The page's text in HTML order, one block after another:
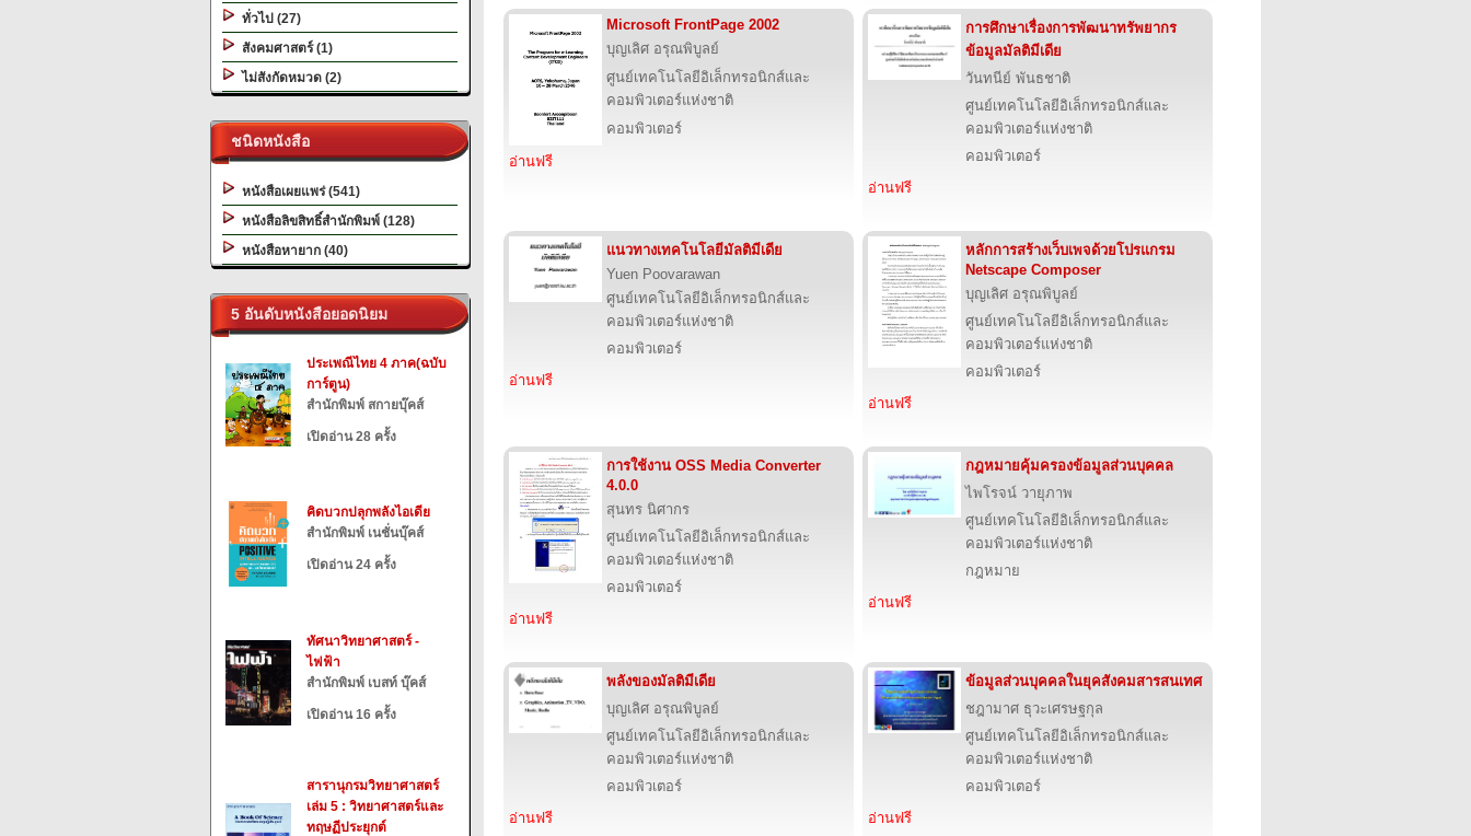
ทั่วไป (27)
สังคมศาสตร์ (1)
ไม่สังกัดหมวด (2)
ชนิดหนังสือ
หนังสือเผยแพร่ (541)
หนังสือลิขสิทธิ์สำนักพิมพ์ (128)
หนังสือหายาก (40)
5 อันดับหนังสือยอดนิยม
ประเพณีไทย 4 ภาค(ฉบับ
การ์ตูน)
สำนักพิมพ์ สกายบุ๊คส์
เปิดอ่าน 28 ครั้ง
คิดบวกปลุกพลังไอเดีย
สำนักพิมพ์ เนชั่นบุ๊คส์
เปิดอ่าน 24 ครั้ง
ทัศนาวิทยาศาสตร์ -
ไฟฟ้า
สำนักพิมพ์ เบสท์ บุ๊คส์
เปิดอ่าน 16 ครั้ง
สารานุกรมวิทยาศาสตร์
เล่ม 5 : วิทยาศาสตร์และ
ทฤษฏีประยุกต์
Microsoft FrontPage 2002
บุญเลิศ อรุณพิบูลย์
ศูนย์เทคโนโลยีอิเล็กทรอนิกส์และ
คอมพิวเตอร์แห่งชาติ
คอมพิวเตอร์
อ่านฟรี
การศึกษาเรื่องการพัฒนาทรัพยากร
ข้อมูลมัลติมีเดีย
วันทนีย์ พันธชาติ
ศูนย์เทคโนโลยีอิเล็กทรอนิกส์และ
คอมพิวเตอร์แห่งชาติ
คอมพิวเตอร์
อ่านฟรี
แนวทางเทคโนโลยีมัลติมีเดีย
Yuen Poovarawan
ศูนย์เทคโนโลยีอิเล็กทรอนิกส์และ
คอมพิวเตอร์แห่งชาติ
คอมพิวเตอร์
อ่านฟรี
หลักการสร้างเว็บเพจด้วยโปรแกรม
Netscape Composer
บุญเลิศ อรุณพิบูลย์
ศูนย์เทคโนโลยีอิเล็กทรอนิกส์และ
คอมพิวเตอร์แห่งชาติ
คอมพิวเตอร์
อ่านฟรี
การใช้งาน OSS Media Converter
4.0.0
สุนทร นิศากร
ศูนย์เทคโนโลยีอิเล็กทรอนิกส์และ
คอมพิวเตอร์แห่งชาติ
คอมพิวเตอร์
อ่านฟรี
กฎหมายคุ้มครองข้อมูลส่วนบุคคล
ไพโรจน์ วายุภาพ
ศูนย์เทคโนโลยีอิเล็กทรอนิกส์และ
คอมพิวเตอร์แห่งชาติ
กฎหมาย
อ่านฟรี
พลังของมัลติมีเดีย
บุญเลิศ อรุณพิบูลย์
ศูนย์เทคโนโลยีอิเล็กทรอนิกส์และ
คอมพิวเตอร์แห่งชาติ
คอมพิวเตอร์
อ่านฟรี
ข้อมูลส่วนบุคคลในยุคสังคมสารสนเทศ
ชฎามาศ ธุวะเศรษฐกุล
ศูนย์เทคโนโลยีอิเล็กทรอนิกส์และ
คอมพิวเตอร์แห่งชาติ
คอมพิวเตอร์
อ่านฟรี